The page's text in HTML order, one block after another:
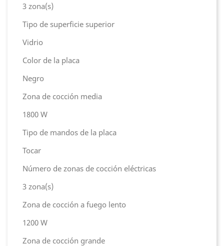
3 zona(s)
Tipo de superficie superior
Vidrio
Color de la placa
Negro
Zona de cocción media
1800 W
Tipo de mandos de la placa
Tocar
Número de zonas de cocción eléctricas
3 zona(s)
Zona de cocción a fuego lento
1200 W
Zona de cocción grande